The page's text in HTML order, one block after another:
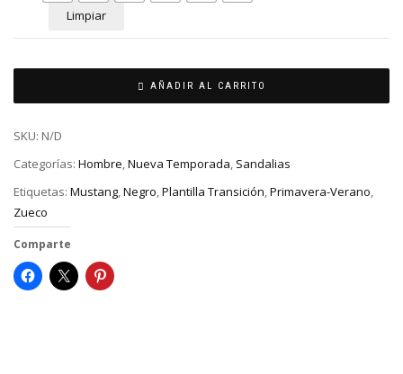
Limpiar
AÑADIR AL CARRITO
SKU: N/D
Categorías: Hombre,Nueva Temporada, Sandalias
Etiquetas: Mustang,Negro,Plantilla Transición,Primavera-Verano,
Zueco
Comparte